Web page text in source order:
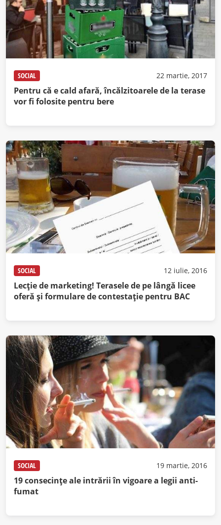
SOCIAL 22 martie, 2017
Pentru că e cald afară, încălzitoarele de la terase
vor fi folosite pentru bere
SOCIAL 12 iulie, 2016
Lecţie de marketing! Terasele de pe lângă licee
oferă şi formulare de contestaţie pentru BAC
SOCIAL 19 martie, 2016
19 consecințe ale intrării în vigoare a legii anti-
fumat